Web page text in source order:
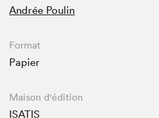
Andrée Poulin
Format
Papier
Maison d'édition
ISATIS